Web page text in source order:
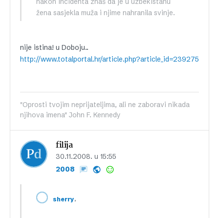
žena sasjekla muža i njime nahranila svinje.
nije istina! u Doboju..
http://www.totalportal.hr/article.php?article_id=239275
"Oprosti tvojim neprijateljima, ali ne zaboravi nikada
njihova imena" John F. Kennedy
filija
30.11.2008. u 15:55
2008
sherry,